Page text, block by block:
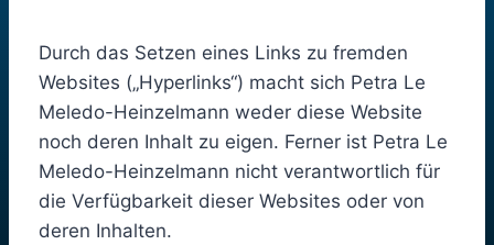
Durch das Setzen eines Links zu fremden
Websites („Hyperlinks“) macht sich Petra Le
Meledo-Heinzelmann weder diese Website
noch deren Inhalt zu eigen. Ferner ist Petra Le
Meledo-Heinzelmann nicht verantwortlich für
die Verfügbarkeit dieser Websites oder von
deren Inhalten.